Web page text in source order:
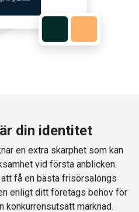
din identitet
en extra skarphet som kan
vid första anblicken.
få en bästa frisörsalongs
enligt ditt företags behov för
konkurrensutsatt marknad.